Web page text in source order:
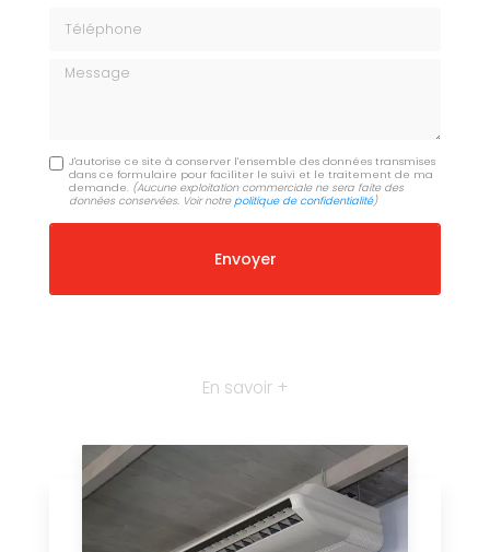
Message
J'autorise ce site à conserver l'ensemble des données transmises
dans ce formulaire pour faciliter le suivi et le traitement de ma
demande. (Aucune exploitation commerciale ne sera faite des
données conservées. Voir notrepolitique de confidentialité)
En savoir +